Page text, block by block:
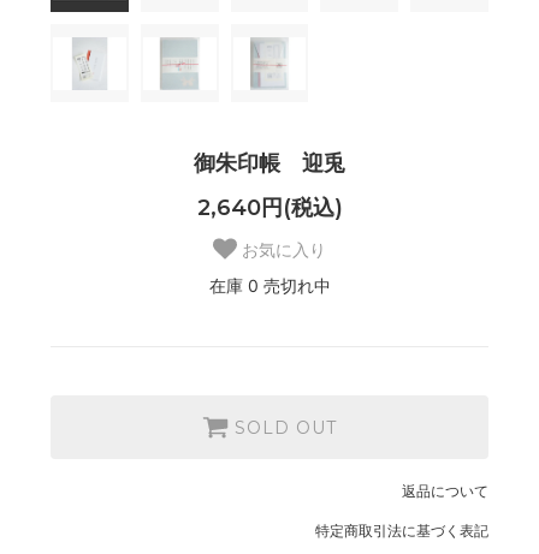
御朱印帳 迎兎
2,640円(税込)
お気に入り
在庫 0 売切れ中
SOLD OUT
返品について
特定商取引法に基づく表記